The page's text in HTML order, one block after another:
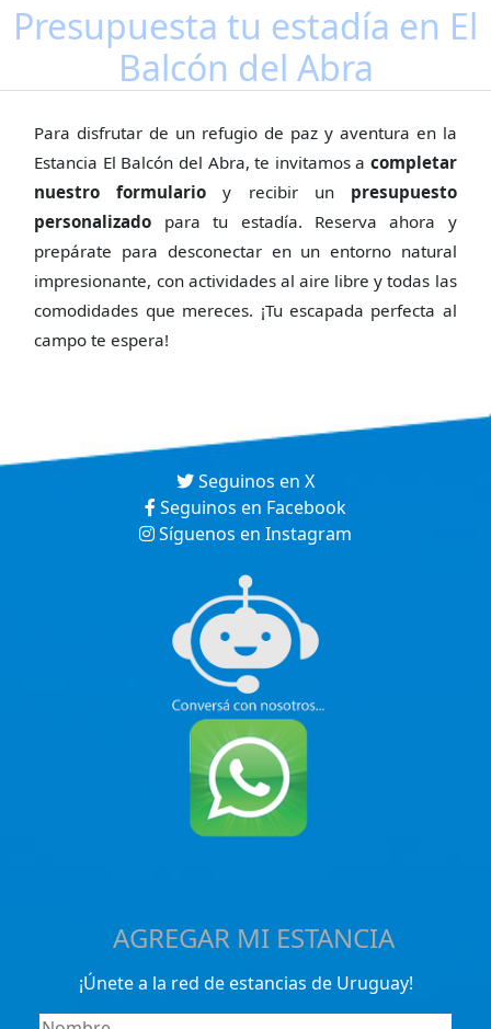
Presupuesta tu estadía en El
Balcón del Abra
Para disfrutar de un refugio de paz y aventura en la
Estancia El Balcón del Abra, te invitamos a completar
nuestro formulario y recibir un presupuesto
personalizado para tu estadía. Reserva ahora y
prepárate para desconectar en un entorno natural
impresionante, con actividades al aire libre y todas las
comodidades que mereces. ¡Tu escapada perfecta al
campo te espera!
Seguinos en X
Seguinos en Facebook
Síguenos en Instagram
AGREGAR MI ESTANCIA
¡Únete a la red de estancias de Uruguay!